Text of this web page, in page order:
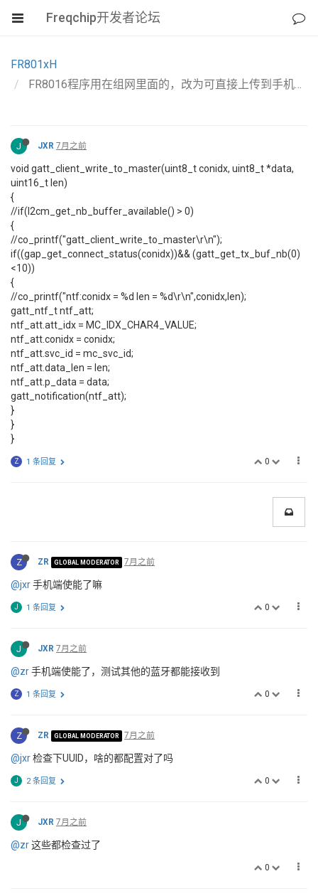
Freqchip开发者论坛
FR801xH
FR8016程序用在组网里面的，改为可直接上传到手机，无法上传，代码如下
J JXR 7月之前
void gatt_client_write_to_master(uint8_t conidx, uint8_t *data,
uint16_t len)
{
//if(l2cm_get_nb_buffer_available() > 0)
{
//co_printf("gatt_client_write_to_master\r\n");
if((gap_get_connect_status(conidx))&& (gatt_get_tx_buf_nb(0)
<10))
{
//co_printf("ntf:conidx = %d len = %d\r\n",conidx,len);
gatt_ntf_t ntf_att;
ntf_att.att_idx = MC_IDX_CHAR4_VALUE;
ntf_att.conidx = conidx;
ntf_att.svc_id = mc_svc_id;
ntf_att.data_len = len;
ntf_att.p_data = data;
gatt_notification(ntf_att);
}
}
}
0
Z 1 条回复
Z ZR GLOBAL MODERATOR 7月之前
@jxr手机端使能了嘛
0
J 1 条回复
J JXR 7月之前
@zr手机端使能了，测试其他的蓝牙都能接收到
0
Z 1 条回复
Z ZR GLOBAL MODERATOR 7月之前
@jxr检查下UUID，啥的都配置对了吗
0
J 2 条回复
J JXR 7月之前
@zr这些都检查过了
0